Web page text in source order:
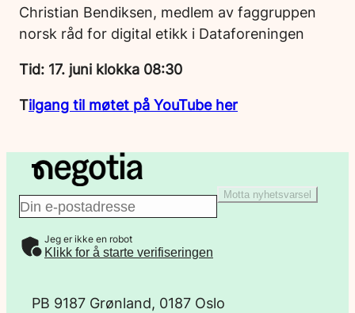
Christian Bendiksen, medlem av faggruppen
norsk råd for digital etikk i Dataforeningen
Tid: 17. juni klokka 08:30
Tilgang til møtet på YouTube her
E
-
Motta nyhetsvarsel
Jeg er ikke en robot
Klikk for å starte verifiseringen
PB 9187 Grønland, 0187 Oslo